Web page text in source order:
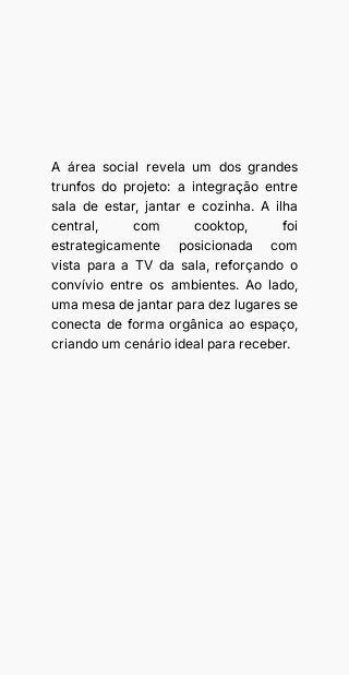
A área social revela um dos grandes
trunfos do projeto: a integração entre
sala de estar, jantar e cozinha. A ilha
central, com cooktop, foi
estrategicamente posicionada com
vista para a TV da sala, reforçando o
convívio entre os ambientes. Ao lado,
uma mesa de jantar para dez lugares se
conecta de forma orgânica ao espaço,
criando um cenário ideal para receber.